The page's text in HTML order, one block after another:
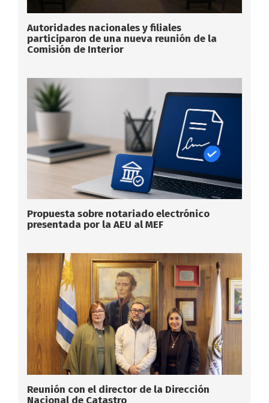
Autoridades nacionales y filiales
participaron de una nueva reunión de la
Comisión de Interior
Propuesta sobre notariado electrónico
presentada por la AEU al MEF
Reunión con el director de la Dirección
Nacional de Catastro